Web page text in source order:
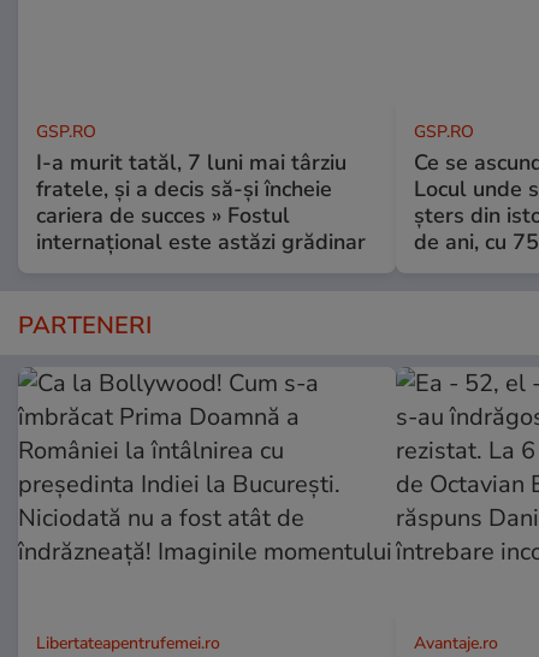
GSP.RO
I-a murit tatăl, 7 luni mai târziu
fratele, și a decis să-și încheie
cariera de succes » Fostul
internațional este astăzi grădinar
GSP.RO
Ce se
Locul unde
șters din
de ani, cu
PARTENERI
Libertateapentrufemei.ro Avantaje.ro